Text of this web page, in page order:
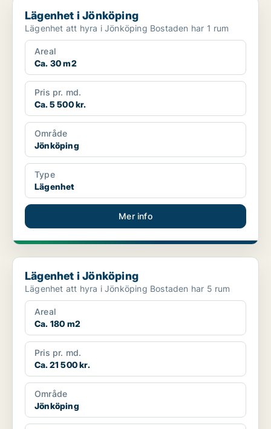
Lägenhet i Jönköping
Lägenhet i Jönköping
Lägenhet att hyra i Jönköping Bostaden har 1 rum
Areal
Ca. 30 m2
Pris pr. md.
Ca. 5 500 kr.
Område
Jönköping
Type
Lägenhet
Mer info
Lägenhet i Jönköping
Lägenhet i Jönköping
Lägenhet att hyra i Jönköping Bostaden har 5 rum
Areal
Ca. 180 m2
Pris pr. md.
Ca. 21 500 kr.
Område
Jönköping